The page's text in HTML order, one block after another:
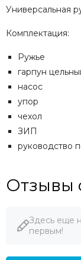
Универсальная
Комплектация:
Ружье
гарпун
насос
упор
чехол
ЗИП
руководство
Отзывы
Здесь еще
первым!